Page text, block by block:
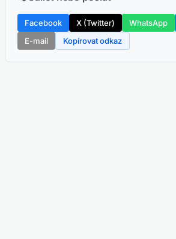
Facebook X (Twitter) WhatsApp
E-mail
Kopírovat odkaz